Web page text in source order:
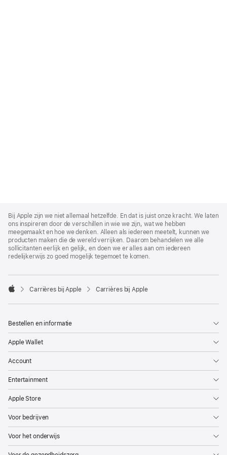
Footer
Bij Apple zijn we niet allemaal hetzelfde. En dat is juist onze kracht. We laten
ons inspireren door de verschillen in wie we zijn, wat we hebben
meegemaakt en hoe we denken. Alleen als iedereen meetelt, kunnen we
producten maken die de wereld verrijken. Daarom behandelen we alle
sollicitanten eerlijk en gelijk, en doen we er alles aan om iedereen
redelijkerwijs zo goed mogelijk tegemoet te komen.

Carrières bij Apple Carrières bij Apple
Bestellen en informatie
Apple Wallet
Account
Entertainment
Apple Store
Voor bedrijven
Voor het onderwijs